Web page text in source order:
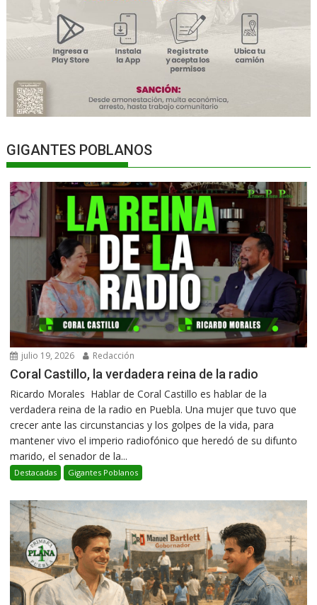
GIGANTES POBLANOS
julio 19, 2026 Redacción
Coral Castillo, la verdadera reina de la radio
Ricardo Morales Hablar de Coral Castillo es hablar de la
verdadera reina de la radio en Puebla. Una mujer que tuvo que
crecer ante las circunstancias y los golpes de la vida, para
mantener vivo el imperio radiofónico que heredó de su difunto
marido, el senador de la...
Destacadas Gigantes Poblanos